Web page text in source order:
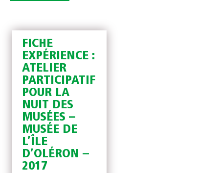
FICHE
EXPÉRIENCE :
ATELIER
PARTICIPATIF
POUR LA
NUIT DES
MUSÉES –
MUSÉE DE
L’ÎLE
D’OLÉRON –
2017